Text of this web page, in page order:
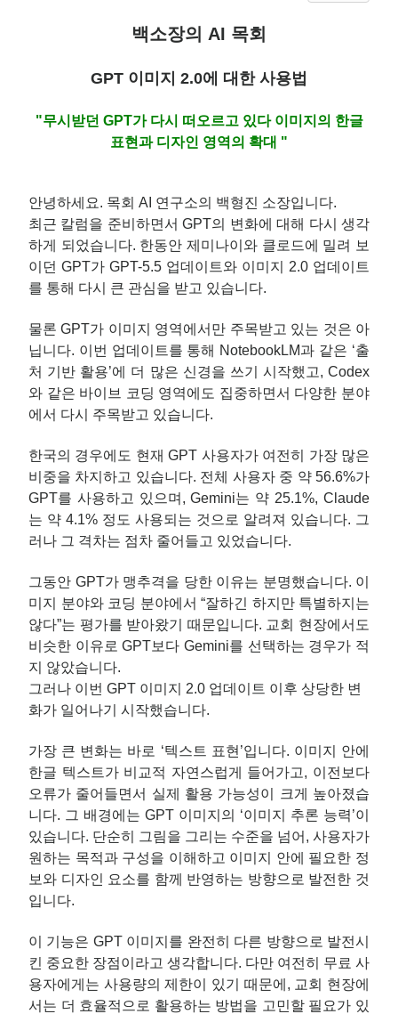
백소장의 AI 목회
GPT 이미지 2.0에 대한 사용법
"무시받던 GPT가 다시 떠오르고 있다 이미지의 한글
표현과 디자인 영역의 확대 "
안녕하세요. 목회 AI 연구소의 백형진 소장입니다.
최근 칼럼을 준비하면서 GPT의 변화에 대해 다시 생각
하게 되었습니다. 한동안 제미나이와 클로드에 밀려 보
이던 GPT가 GPT-5.5 업데이트와 이미지 2.0 업데이트
를 통해 다시 큰 관심을 받고 있습니다.
물론 GPT가 이미지 영역에서만 주목받고 있는 것은 아
닙니다. 이번 업데이트를 통해 NotebookLM과 같은 ‘출
처 기반 활용’에 더 많은 신경을 쓰기 시작했고, Codex
와 같은 바이브 코딩 영역에도 집중하면서 다양한 분야
에서 다시 주목받고 있습니다.
한국의 경우에도 현재 GPT 사용자가 여전히 가장 많은
비중을 차지하고 있습니다. 전체 사용자 중 약 56.6%가
GPT를 사용하고 있으며, Gemini는 약 25.1%, Claude
는 약 4.1% 정도 사용되는 것으로 알려져 있습니다. 그
러나 그 격차는 점차 줄어들고 있었습니다.
그동안 GPT가 맹추격을 당한 이유는 분명했습니다. 이
미지 분야와 코딩 분야에서 “잘하긴 하지만 특별하지는
않다”는 평가를 받아왔기 때문입니다. 교회 현장에서도
비슷한 이유로 GPT보다 Gemini를 선택하는 경우가 적
지 않았습니다.
그러나 이번 GPT 이미지 2.0 업데이트 이후 상당한 변
화가 일어나기 시작했습니다.
가장 큰 변화는 바로 ‘텍스트 표현’입니다. 이미지 안에
한글 텍스트가 비교적 자연스럽게 들어가고, 이전보다
오류가 줄어들면서 실제 활용 가능성이 크게 높아졌습
니다. 그 배경에는 GPT 이미지의 ‘이미지 추론 능력’이
있습니다. 단순히 그림을 그리는 수준을 넘어, 사용자가
원하는 목적과 구성을 이해하고 이미지 안에 필요한 정
보와 디자인 요소를 함께 반영하는 방향으로 발전한 것
입니다.
이 기능은 GPT 이미지를 완전히 다른 방향으로 발전시
킨 중요한 장점이라고 생각합니다. 다만 여전히 무료 사
용자에게는 사용량의 제한이 있기 때문에, 교회 현장에
서는 더 효율적으로 활용하는 방법을 고민할 필요가 있